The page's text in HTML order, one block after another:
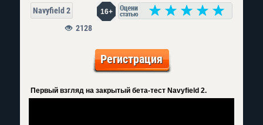
Navyfield 2 16+
2128
Регистрация
Первый взгляд на закрытый бета-тест Navyfield 2.